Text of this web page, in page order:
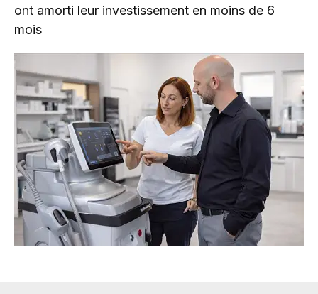
ont amorti leur investissement en moins de 6
mois